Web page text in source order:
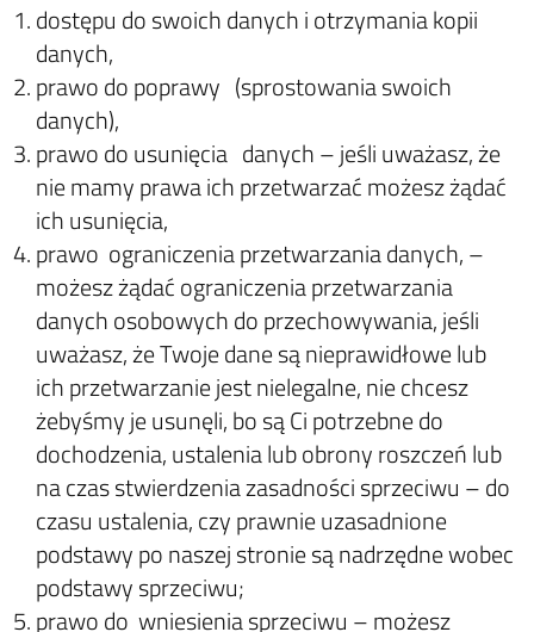
dostępu do swoich danych i otrzymania kopii
danych,
prawo do poprawy (sprostowania swoich
danych),
prawo do usunięcia danych – jeśli uważasz, że
nie mamy prawa ich przetwarzać możesz żądać
ich usunięcia,
prawo ograniczenia przetwarzania danych, –
możesz żądać ograniczenia przetwarzania
danych osobowych do przechowywania, jeśli
uważasz, że Twoje dane są nieprawidłowe lub
ich przetwarzanie jest nielegalne, nie chcesz
żebyśmy je usunęli, bo są Ci potrzebne do
dochodzenia, ustalenia lub obrony roszczeń lub
na czas stwierdzenia zasadności sprzeciwu – do
czasu ustalenia, czy prawnie uzasadnione
podstawy po naszej stronie są nadrzędne wobec
podstawy sprzeciwu;
prawo do wniesienia sprzeciwu – możesz